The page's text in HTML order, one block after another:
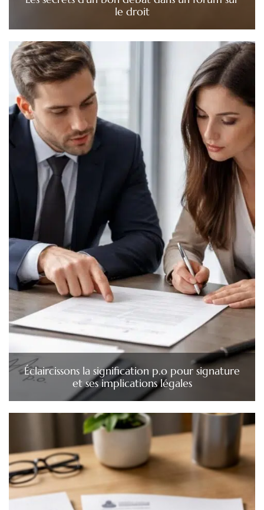
le droit
Éclaircissons la signification p.o pour signature
et ses implications légales